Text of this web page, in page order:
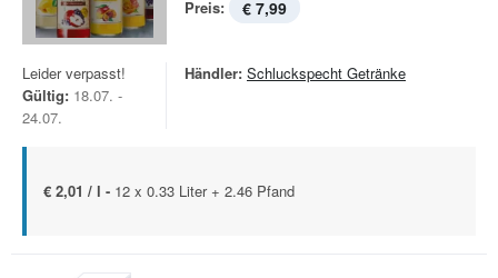
Preis: € 7,99
Leider verpasst!
Gültig: 18.07. -
24.07.
Händler: Schluckspecht Getränke
€ 2,01 / l - 12 x 0.33 Liter + 2.46 Pfand